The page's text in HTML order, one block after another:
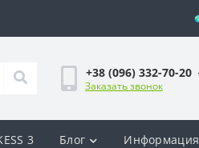
+38 (096) 332-70-20
Заказать звонок
3 Блог Информация